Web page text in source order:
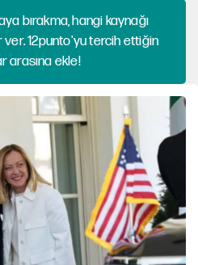
bırakma, hangi kaynağı
ver. 12punto'yu tercih ettiğin
arasına ekle!